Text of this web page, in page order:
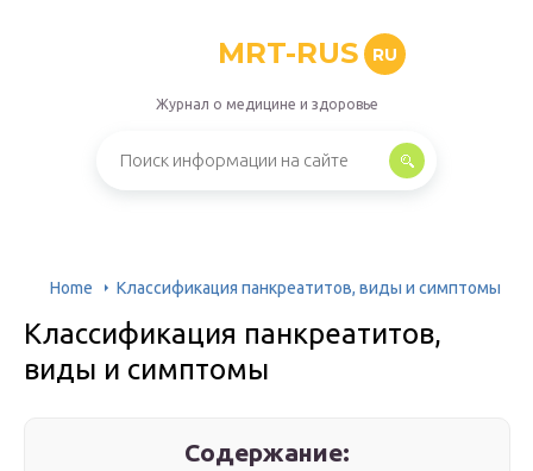
MRT-RUS RU
Журнал о медицине и здоровье
Home Классификация панкреатитов, виды и симптомы
Классификация панкреатитов,
виды и симптомы
Содержание: